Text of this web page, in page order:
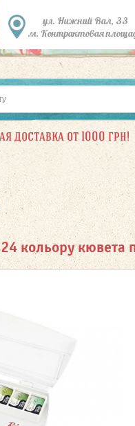
ул. Нижний Вал, 33
м. Контрактовая
доставка от 1000 грн!
кольору кювета